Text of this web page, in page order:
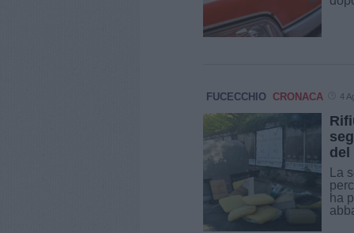
FUCECCHIO CRONACA 4
del
La
ha